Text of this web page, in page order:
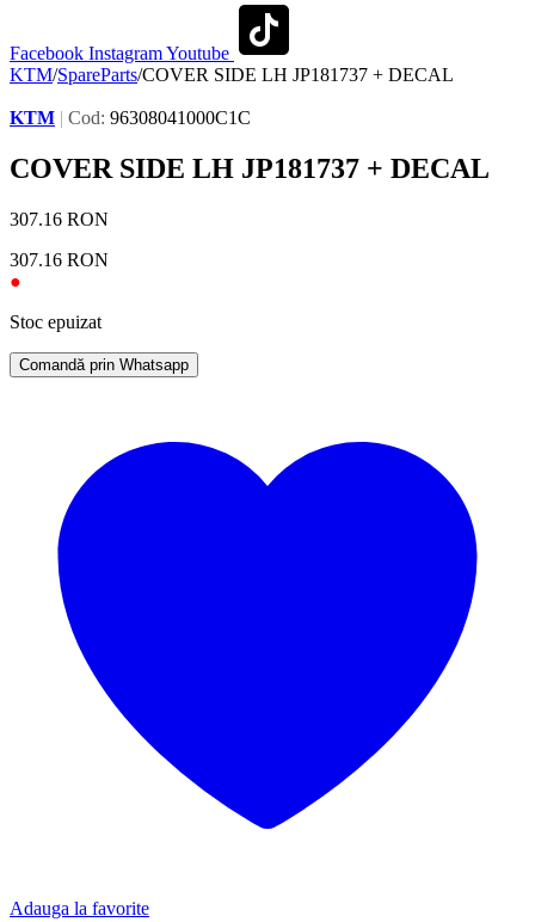
Facebook InstagramYoutube
KTM/SpareParts/COVER SIDE LH JP181737 + DECAL
KTM | Cod: 96308041000C1C
COVER SIDE LH JP181737 + DECAL
307.16 RON
307.16 RON
●
Stoc epuizat
Comandă prin Whatsapp
Adauga la favorite